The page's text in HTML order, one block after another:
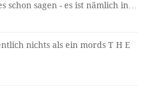
schon sagen - es ist nämlich in…
nichts als ein mords T H E